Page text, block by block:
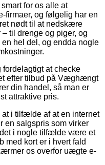
for os alle at
firmaer, og følgelig har en
nødt til at nedskære
til drenge og piger, og
hel del, og endda nogle
at checke
efter tilbud på Væghængt
din handel, så man er
attraktive pris.
i tilfælde af at en internet
en salgspris som virker
i nogle tilfælde være et
med kort er i hvert fald
os overfor uægte e-